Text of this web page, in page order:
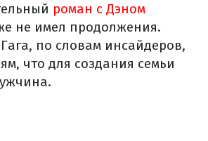
роман с Дэном
не имел продолжения.
по словам инсайдеров,
что для создания семьи